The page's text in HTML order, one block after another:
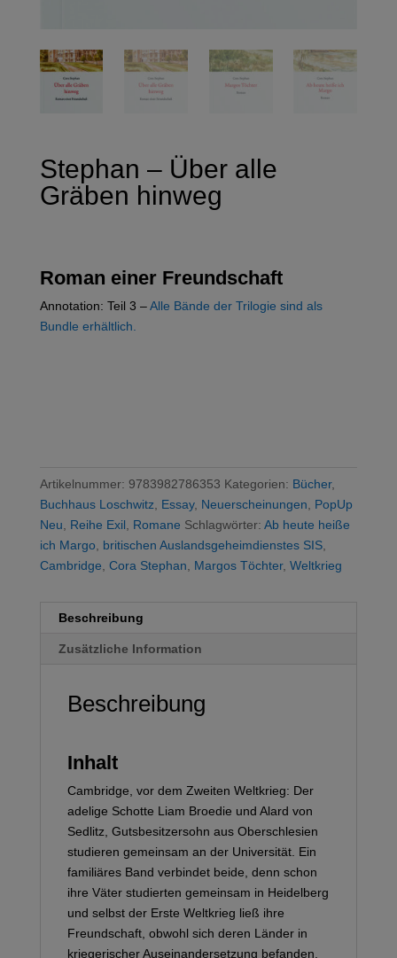
Stephan – Über alle
Gräben hinweg
Roman einer Freundschaft
Annotation: Teil 3 –Alle Bände der Trilogie sind als
Bundle erhältlich.
Artikelnummer: 9783982786353 Kategorien: Bücher,
Buchhaus Loschwitz, Essay, Neuerscheinungen, PopUp
Neu, Reihe Exil, Romane Schlagwörter: Ab heute heiße
ich Margo, britischen Auslandsgeheimdienstes SIS,
Cambridge, Cora Stephan, Margos Töchter, Weltkrieg
Beschreibung
Zusätzliche Information
Beschreibung
Inhalt
Cambridge, vor dem Zweiten Weltkrieg: Der
adelige Schotte Liam Broedie und Alard von
Sedlitz, Gutsbesitzersohn aus Oberschlesien
studieren gemeinsam an der Universität. Ein
familiäres Band verbindet beide, denn schon
ihre Väter studierten gemeinsam in Heidelberg
und selbst der Erste Weltkrieg ließ ihre
Freundschaft, obwohl sich deren Länder in
kriegerischer Auseinandersetzung befanden,